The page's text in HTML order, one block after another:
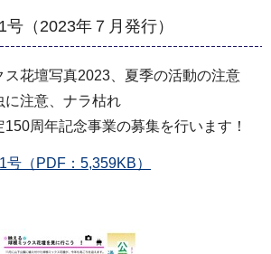
（2023年７月発行）
花壇写真2023、夏季の活動の注意
に注意、ナラ枯れ
周年記念事業の募集を行います！
（PDF：5,359KB）